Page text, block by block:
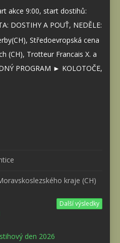
akce 9:00, start dostihů:
DOSTIHY A POUŤ, NEDĚLE:
Středoevropská cena
(CH), Trotteur Francais X. a
PROGRAM ► KOLOTOČE,
kraje (CH)
Další výsledky
den 2026